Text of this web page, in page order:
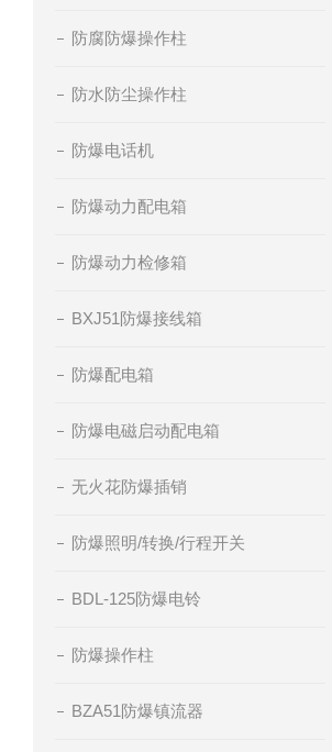
防腐防爆操作柱
防水防尘操作柱
防爆电话机
防爆动力配电箱
防爆动力检修箱
BXJ51防爆接线箱
防爆配电箱
防爆电磁启动配电箱
无火花防爆插销
防爆照明/转换/行程开关
BDL-125防爆电铃
防爆操作柱
BZA51防爆镇流器